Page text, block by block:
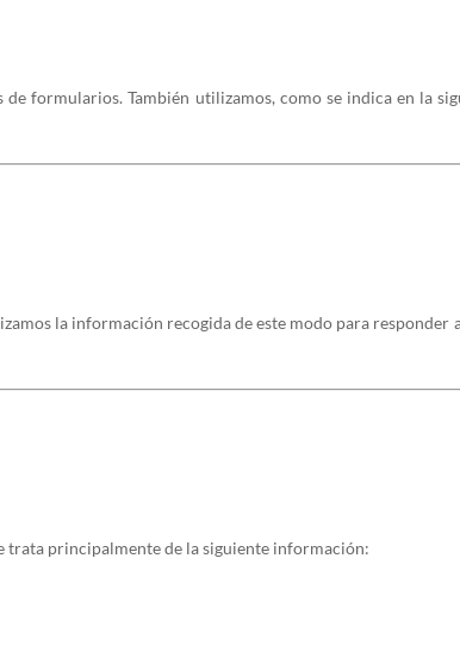
formularios. También utilizamos, como se indica en la
la información recogida de este modo para
trata principalmente de la siguiente información: